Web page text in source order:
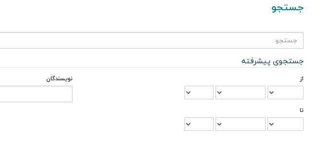
جستجو
مقالات
جستجوی پیشرفته
از
تا
نویسندگان